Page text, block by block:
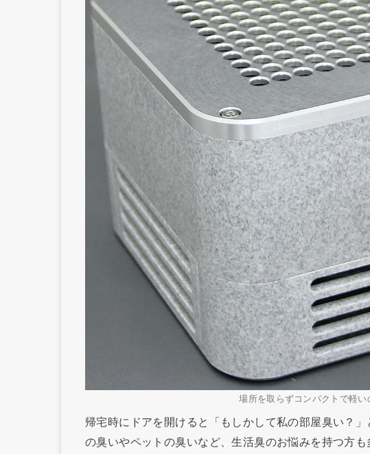
場所を取らずコンパクトで軽い
帰宅時にドアを開けると「もしかして私の部屋臭い？
の臭いやペットの臭いなど、生活臭のお悩みを持つ方